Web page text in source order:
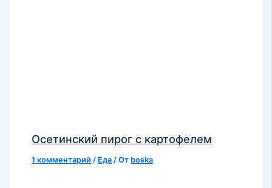
Осетинский пирог с картофелем
1 комментарий / Еда / От boska